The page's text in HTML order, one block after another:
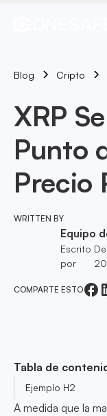
Blog Cripto
XRP
Punto
Precio
WRITTEN BY
Equipo
Escrito
por
COMPARTE ESTO
Tabla de
Ejemplo H2
A medida que la